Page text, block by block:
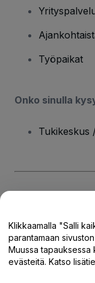
Työpaikat
Onko sinulla
Tukikeskus
Tietosuojakäytännön
Älä jaa
Klikkaamalla "Salli
parantamaan
Muussa tapauksessa
evästeitä. Katso